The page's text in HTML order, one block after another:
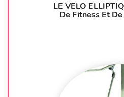
LE VELO
De Fitness Et